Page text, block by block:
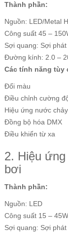
Thành phần:
Nguồn: LED/Metal
Công suất 45 –
Sợi quang: Sợi
Đường kính: 2.0 –
Các tính năng tùy
Đổi màu
Điều chỉnh cường
Hiệu ứng nước chảy
Đồng bộ hóa DMX
Điều khiển từ xa
2. Hiệu
bơi
Thành phần:
Nguồn: LED
Công suất 15 – 45W
Sợi quang: Sợi phát